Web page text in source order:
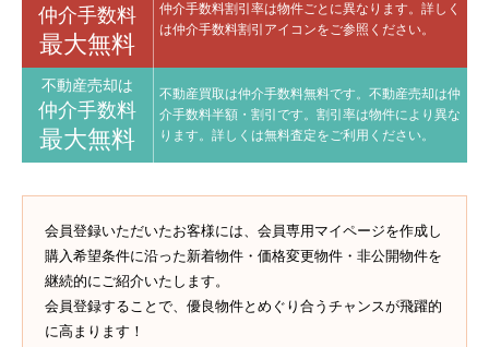
仲介手数料
最大無料
仲介手数料割引率は物件ごとに異なります。 詳しく
は仲介手数料割引アイコンをご参照ください。
不動産売却は
仲介手数料
最大無料
不動産買取は仲介手数料無料です。 不動産売却は仲
介手数料半額・割引です。 割引率は物件により異な
ります。 詳しくは無料査定をご利用ください。
会員登録いただいたお客様には、会員専用マイページを作成し
購入希望条件に沿った新着物件・価格変更物件・非公開物件を
継続的にご紹介いたします。
会員登録することで、優良物件とめぐり合うチャンスが飛躍的
に高まります！